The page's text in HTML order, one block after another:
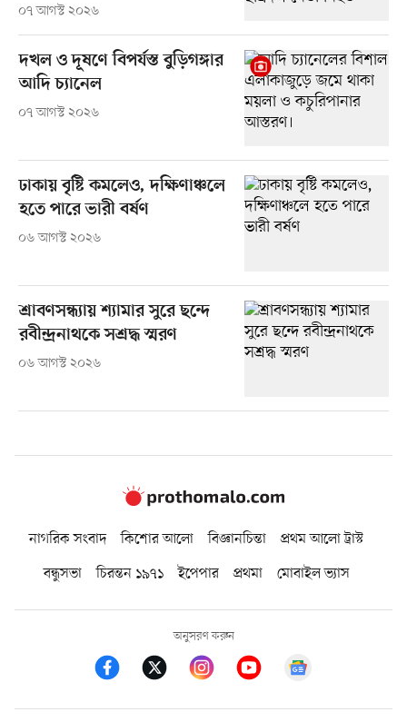
০৭ আগস্ট ২০২৬
দখল ও দূষণে বিপর্যস্ত বুড়িগঙ্গার
আদি চ্যানেল
০৭ আগস্ট ২০২৬
ঢাকায় বৃষ্টি কমলেও, দক্ষিণাঞ্চলে
হতে পারে ভারী বর্ষণ
০৬ আগস্ট ২০২৬
শ্রাবণসন্ধ্যায় শ্যামার সুরে ছন্দে
রবীন্দ্রনাথকে সশ্রদ্ধ স্মরণ
০৬ আগস্ট ২০২৬
নাগরিক সংবাদ কিশোর আলো বিজ্ঞানচিন্তা
প্রথম আলো ট্রাস্ট
বন্ধুসভা
চিরন্তন ১৯৭১ ইপেপার প্রথমা মোবাইল ভ্যাস
অনুসরণ করুন